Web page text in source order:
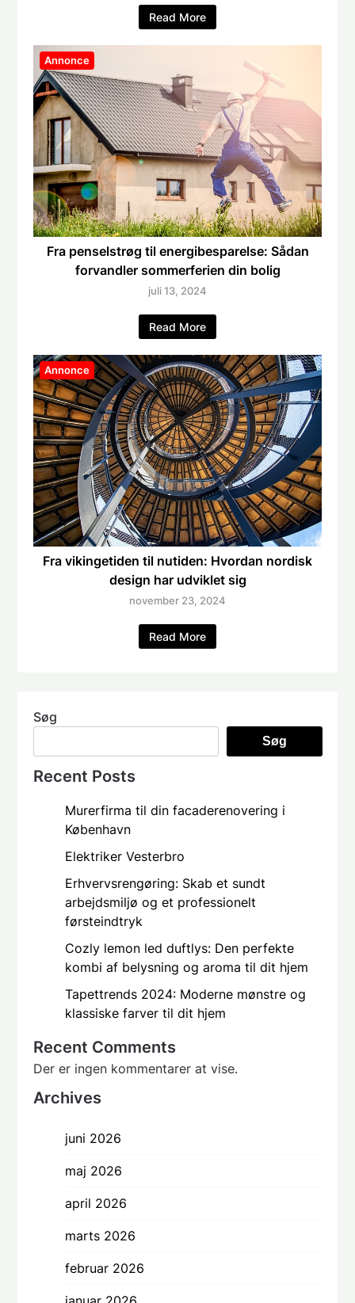
Read More
Annonce
Fra penselstrøg til energibesparelse: Sådan
forvandler sommerferien din bolig
juli 13, 2024
Read More
Annonce
Fra vikingetiden til nutiden: Hvordan nordisk
design har udviklet sig
november 23, 2024
Read More
Søg
Søg
Recent Posts
Murerfirma til din facaderenovering i
København
Elektriker Vesterbro
Erhvervsrengøring: Skab et sundt
arbejdsmiljø og et professionelt
førsteindtryk
Cozly lemon led duftlys: Den perfekte
kombi af belysning og aroma til dit hjem
Tapettrends 2024: Moderne mønstre og
klassiske farver til dit hjem
Recent Comments
Der er ingen kommentarer at vise.
Archives
juni 2026
maj 2026
april 2026
marts 2026
februar 2026